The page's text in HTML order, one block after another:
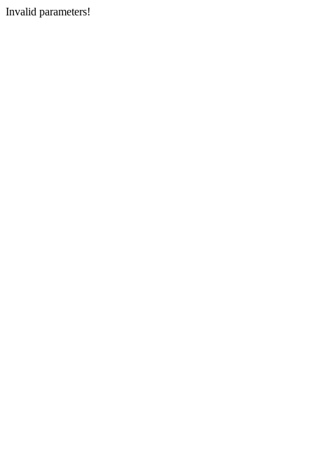
Invalid parameters!